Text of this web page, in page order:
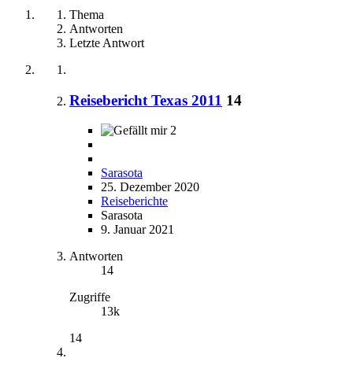
Thema
Antworten
Letzte Antwort
Reisebericht Texas 2011 14
2
Sarasota
25. Dezember 2020
Reiseberichte
Sarasota
9. Januar 2021
Antworten
14
Zugriffe
13k
14